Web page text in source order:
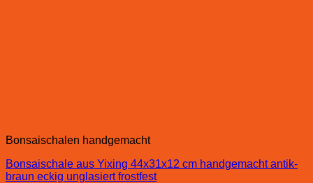
Bonsaischalen handgemacht
Bonsaischale aus Yixing 44x31x12 cm handgemacht antik-
braun eckig unglasiert frostfest